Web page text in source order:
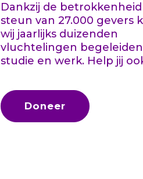
Dankzij de
steun van 27.000 gevers
wij jaarlijks duizenden
vluchtelingen
studie en werk. Help jij
Doneer